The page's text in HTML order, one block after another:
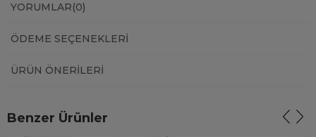
YORUMLAR(0)
ÖDEME SEÇENEKLERI
ÜRÜN ÖNERILERI
Benzer Ürünler